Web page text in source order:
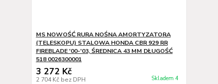
MS NOWOŚĆ RURA NOŚNA AMORTYZATORA
(TELESKOPU) STALOWA HONDA CBR 929 RR
FIREBLADE '00-'03, ŚREDNICA 43 MM DŁUGOŚĆ
518 0026300001
3 272 Kč
2 704 Kč bez DPH Skladem 4